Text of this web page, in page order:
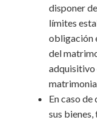
disponer
límites
obligación
del
adquisitivo
En caso
sus